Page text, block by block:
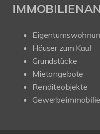
Häuser zum Kauf
Grundstücke
Mietangebote
Renditeobjekte